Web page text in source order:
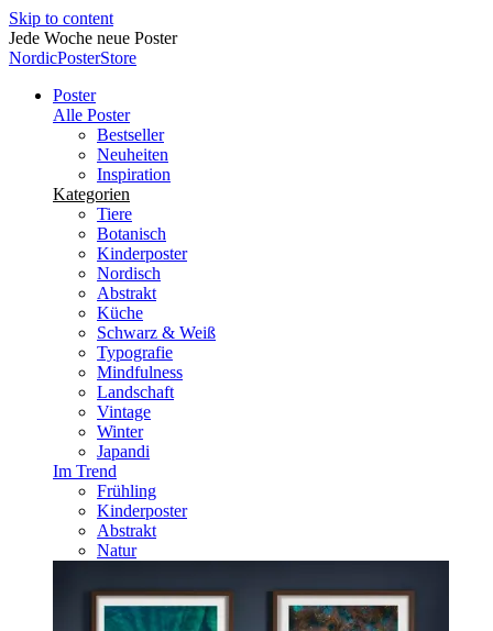
Skip to content
Jede Woche neue Poster
NordicPosterStore
Poster
Alle Poster
Bestseller
Neuheiten
Inspiration
Kategorien
Tiere
Botanisch
Kinderposter
Nordisch
Abstrakt
Küche
Schwarz & Weiß
Typografie
Mindfulness
Landschaft
Vintage
Winter
Japandi
Im Trend
Frühling
Kinderposter
Abstrakt
Natur